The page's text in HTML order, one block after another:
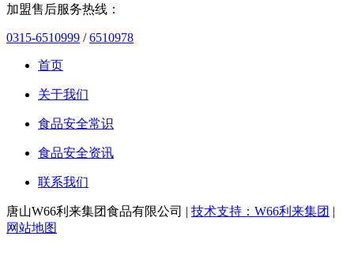
加盟售后服务热线：
0315-6510999 /6510978
首页
关于我们
食品安全常识
食品安全资讯
联系我们
唐山W66利来集团食品有限公司 | 技术支持：W66利来集团 |
网站地图